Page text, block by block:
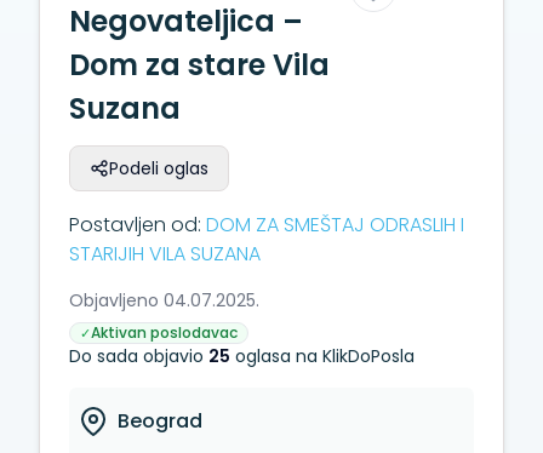
Negovateljica –
Dom za stare Vila
Suzana
Podeli oglas
Postavljen od: DOM ZA SMEŠTAJ ODRASLIH I
STARIJIH VILA SUZANA
Objavljeno 04.07.2025.
✓Aktivan poslodavac
Do sada objavio 25 oglasa na KlikDoPosla
Beograd